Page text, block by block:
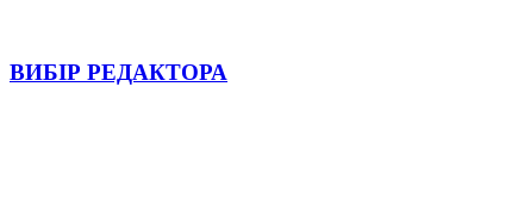
ВИБІР РЕДАКТОРА